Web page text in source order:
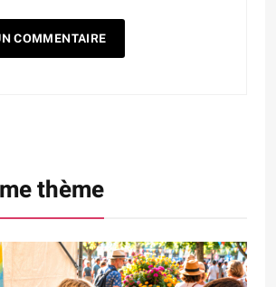
thème